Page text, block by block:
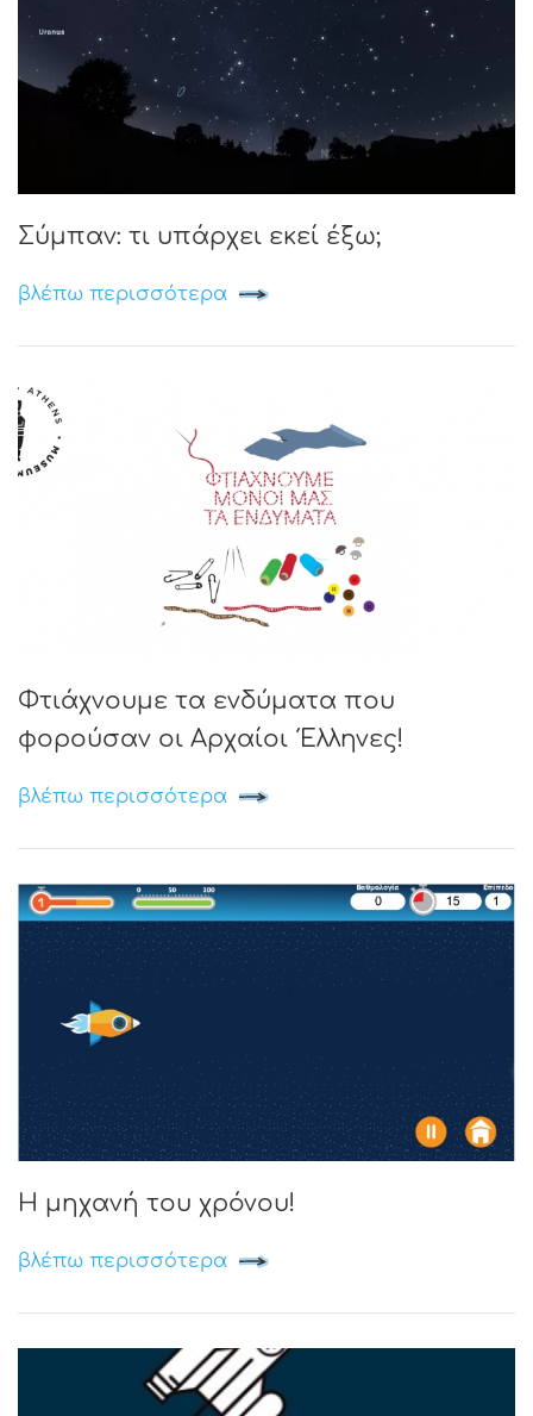
Σύμπαν: τι υπάρχει εκεί έξω;
βλέπω περισσότερα
Φτιάχνουμε τα ενδύματα που
φορούσαν οι Αρχαίοι Έλληνες!
βλέπω περισσότερα
Η μηχανή του χρόνου!
βλέπω περισσότερα